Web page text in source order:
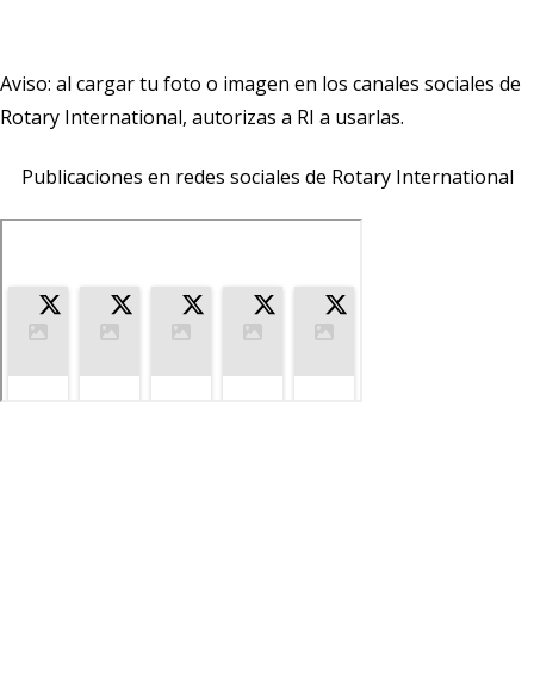
Aviso: al cargar tu foto o imagen en los canales sociales de
Rotary International, autorizas a RI a usarlas.
Publicaciones en redes sociales de Rotary International